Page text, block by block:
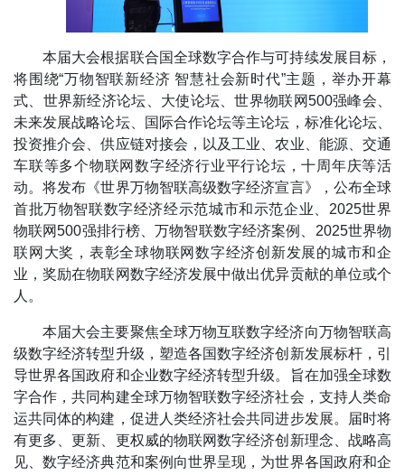
本届大会根据联合国全球数字合作与可持续发展目标，
将围绕“万物智联新经济 智慧社会新时代”主题，举办开幕
式、世界新经济论坛、大使论坛、世界物联网500强峰会、
未来发展战略论坛、国际合作论坛等主论坛，标准化论坛、
投资推介会、供应链对接会，以及工业、农业、能源、交通
车联等多个物联网数字经济行业平行论坛，十周年庆等活
动。将发布《世界万物智联高级数字经济宣言》，公布全球
首批万物智联数字经济经示范城市和示范企业、2025世界
物联网500强排行榜、万物智联数字经济案例、2025世界物
联网大奖，表彰全球物联网数字经济创新发展的城市和企
业，奖励在物联网数字经济发展中做出优异贡献的单位或个
人。
本届大会主要聚焦全球万物互联数字经济向万物智联高
级数字经济转型升级，塑造各国数字经济创新发展标杆，引
导世界各国政府和企业数字经济转型升级。旨在加强全球数
字合作，共同构建全球万物智联数字经济社会，支持人类命
运共同体的构建，促进人类经济社会共同进步发展。届时将
有更多、更新、更权威的物联网数字经济创新理念、战略高
见、数字经济典范和案例向世界呈现，为世界各国政府和企